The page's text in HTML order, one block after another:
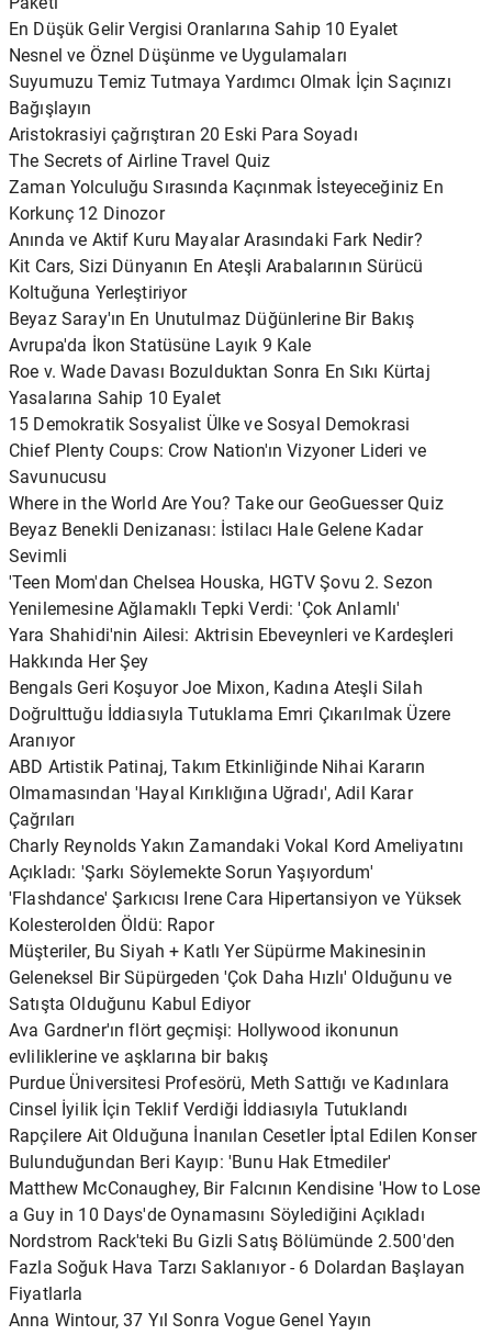
En Düşük Gelir Vergisi Oranlarına Sahip 10 Eyalet
Nesnel ve Öznel Düşünme ve Uygulamaları
Suyumuzu Temiz Tutmaya Yardımcı Olmak İçin Saçınızı
Bağışlayın
Aristokrasiyi çağrıştıran 20 Eski Para Soyadı
The Secrets of Airline Travel Quiz
Zaman Yolculuğu Sırasında Kaçınmak İsteyeceğiniz En
Korkunç 12 Dinozor
Anında ve Aktif Kuru Mayalar Arasındaki Fark Nedir?
Kit Cars, Sizi Dünyanın En Ateşli Arabalarının Sürücü
Koltuğuna Yerleştiriyor
Beyaz Saray'ın En Unutulmaz Düğünlerine Bir Bakış
Avrupa'da İkon Statüsüne Layık 9 Kale
Roe v. Wade Davası Bozulduktan Sonra En Sıkı Kürtaj
Yasalarına Sahip 10 Eyalet
15 Demokratik Sosyalist Ülke ve Sosyal Demokrasi
Chief Plenty Coups: Crow Nation'ın Vizyoner Lideri ve
Savunucusu
Where in the World Are You? Take our GeoGuesser Quiz
Beyaz Benekli Denizanası: İstilacı Hale Gelene Kadar
Sevimli
'Teen Mom'dan Chelsea Houska, HGTV Şovu 2. Sezon
Yenilemesine Ağlamaklı Tepki Verdi: 'Çok Anlamlı'
Yara Shahidi'nin Ailesi: Aktrisin Ebeveynleri ve Kardeşleri
Hakkında Her Şey
Bengals Geri Koşuyor Joe Mixon, Kadına Ateşli Silah
Doğrulttuğu İddiasıyla Tutuklama Emri Çıkarılmak Üzere
Aranıyor
ABD Artistik Patinaj, Takım Etkinliğinde Nihai Kararın
Olmamasından 'Hayal Kırıklığına Uğradı', Adil Karar
Çağrıları
Charly Reynolds Yakın Zamandaki Vokal Kord Ameliyatını
Açıkladı: 'Şarkı Söylemekte Sorun Yaşıyordum'
'Flashdance' Şarkıcısı Irene Cara Hipertansiyon ve Yüksek
Kolesterolden Öldü: Rapor
Müşteriler, Bu Siyah + Katlı Yer Süpürme Makinesinin
Geleneksel Bir Süpürgeden 'Çok Daha Hızlı' Olduğunu ve
Satışta Olduğunu Kabul Ediyor
Ava Gardner'ın flört geçmişi: Hollywood ikonunun
evliliklerine ve aşklarına bir bakış
Purdue Üniversitesi Profesörü, Meth Sattığı ve Kadınlara
Cinsel İyilik İçin Teklif Verdiği İddiasıyla Tutuklandı
Rapçilere Ait Olduğuna İnanılan Cesetler İptal Edilen Konser
Bulunduğundan Beri Kayıp: 'Bunu Hak Etmediler'
Matthew McConaughey, Bir Falcının Kendisine 'How to Lose
a Guy in 10 Days'de Oynamasını Söylediğini Açıkladı
Nordstrom Rack'teki Bu Gizli Satış Bölümünde 2.500'den
Fazla Soğuk Hava Tarzı Saklanıyor - 6 Dolardan Başlayan
Fiyatlarla
Anna Wintour, 37 Yıl Sonra Vogue Genel Yayın